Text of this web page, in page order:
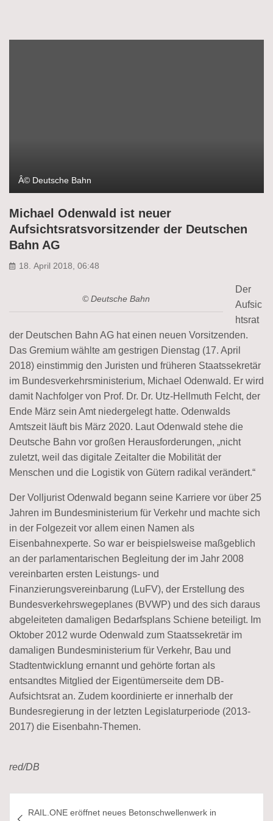
Â© Deutsche Bahn
Michael Odenwald ist neuer
Aufsichtsratsvorsitzender der Deutschen
Bahn AG
18. April 2018, 06:48
© Deutsche Bahn
Der
Aufsic
htsrat
der Deutschen Bahn AG hat einen neuen Vorsitzenden.
Das Gremium wählte am gestrigen Dienstag (17. April
2018) einstimmig den Juristen und früheren Staatssekretär
im Bundesverkehrsministerium, Michael Odenwald. Er wird
damit Nachfolger von Prof. Dr. Dr. Utz-Hellmuth Felcht, der
Ende März sein Amt niedergelegt hatte. Odenwalds
Amtszeit läuft bis März 2020. Laut Odenwald stehe die
Deutsche Bahn vor großen Herausforderungen, „nicht
zuletzt, weil das digitale Zeitalter die Mobilität der
Menschen und die Logistik von Gütern radikal verändert.“
Der Volljurist Odenwald begann seine Karriere vor über 25
Jahren im Bundesministerium für Verkehr und machte sich
in der Folgezeit vor allem einen Namen als
Eisenbahnexperte. So war er beispielsweise maßgeblich
an der parlamentarischen Begleitung der im Jahr 2008
vereinbarten ersten Leistungs- und
Finanzierungsvereinbarung (LuFV), der Erstellung des
Bundesverkehrswegeplanes (BVWP) und des sich daraus
abgeleiteten damaligen Bedarfsplans Schiene beteiligt. Im
Oktober 2012 wurde Odenwald zum Staatssekretär im
damaligen Bundesministerium für Verkehr, Bau und
Stadtentwicklung ernannt und gehörte fortan als
entsandtes Mitglied der Eigentümerseite dem DB-
Aufsichtsrat an. Zudem koordinierte er innerhalb der
Bundesregierung in der letzten Legislaturperiode (2013-
2017) die Eisenbahn-Themen.
red/DB
RAIL.ONE eröffnet neues Betonschwellenwerk in